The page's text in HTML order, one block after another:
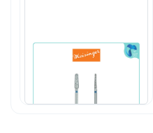
فرز الماسه تیپرد روند اند
Meisinger